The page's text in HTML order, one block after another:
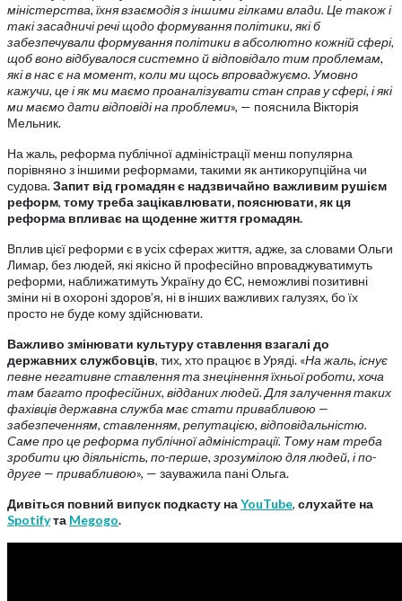
міністерства, їхня взаємодія з іншими гілками влади. Це також і
такі засадничі речі щодо формування політики, які б
забезпечували формування політики в абсолютно кожній сфері,
щоб воно відбувалося системно й відповідало тим проблемам,
які в нас є на момент, коли ми щось впроваджуємо. Умовно
кажучи, це і як ми маємо проаналізувати стан справ у сфері, і які
ми маємо дати відповіді на проблеми», — пояснила Вікторія
Мельник.
На жаль, реформа публічної адміністрації менш популярна
порівняно з іншими реформами, такими як антикорупційна чи
судова.Запит від громадян є надзвичайно важливим рушієм
реформ, тому треба зацікавлювати, пояснювати, як ця
реформа впливає на щоденне життя громадян.
Вплив цієї реформи є в усіх сферах життя, адже, за словами Ольги
Лимар, без людей, які якісно й професійно впроваджуватимуть
реформи, наближатимуть Україну до ЄС, неможливі позитивні
зміни ні в охороні здоров’я, ні в інших важливих галузях, бо їх
просто не буде кому здійснювати.
Важливо змінювати культуру ставлення взагалі до
державних службовців, тих, хто працює в Уряді. «На жаль, існує
певне негативне ставлення та знецінення їхньої роботи, хоча
там багато професійних, відданих людей. Для залучення таких
фахівців державна служба має стати привабливою —
забезпеченням, ставленням, репутацією, відповідальністю.
Саме про це реформа публічної адміністрації. Тому нам треба
зробити цю діяльність, по-перше, зрозумілою для людей, і по-
друге — привабливою», — зауважила пані Ольга.
Дивіться повний випуск подкасту наYouTube, слухайте на
Spotifyта Megogo.